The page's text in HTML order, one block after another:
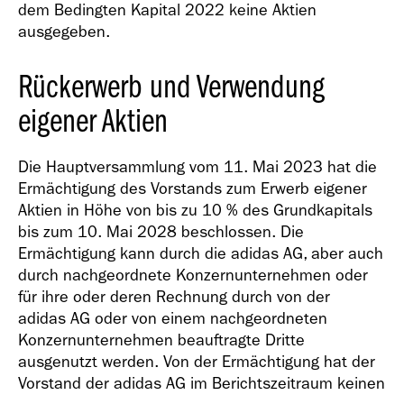
dem Bedingten Kapital 2022 keine Aktien
ausgegeben.
Rückerwerb und Verwendung
eigener Aktien
Die Hauptversammlung vom 11. Mai 2023 hat die
Ermächtigung des Vorstands zum Erwerb eigener
Aktien in Höhe von bis zu 10 % des Grundkapitals
bis zum 10. Mai 2028 beschlossen. Die
Ermächtigung kann durch die adidas AG, aber auch
durch nachgeordnete Konzernunternehmen oder
für ihre oder deren Rechnung durch von der
adidas AG oder von einem nachgeordneten
Konzernunternehmen beauftragte Dritte
ausgenutzt werden. Von der Ermächtigung hat der
Vorstand der adidas AG im Berichtszeitraum keinen